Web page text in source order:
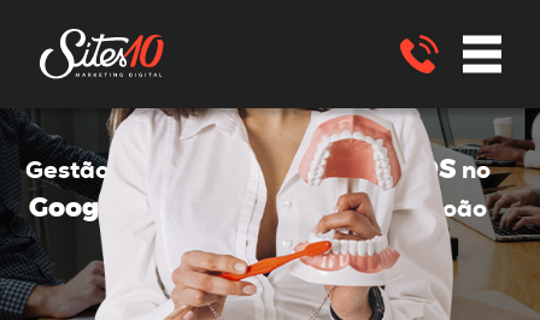
Gestão de anúncios noGoogle ADS no
Google ADS para dentistasSão João
Nepomuceno - MG
ENVIE UM WHATSAPP